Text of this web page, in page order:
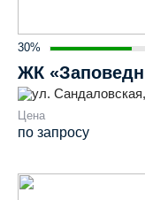
30%
ЖК
ул.
Цена
по запросу